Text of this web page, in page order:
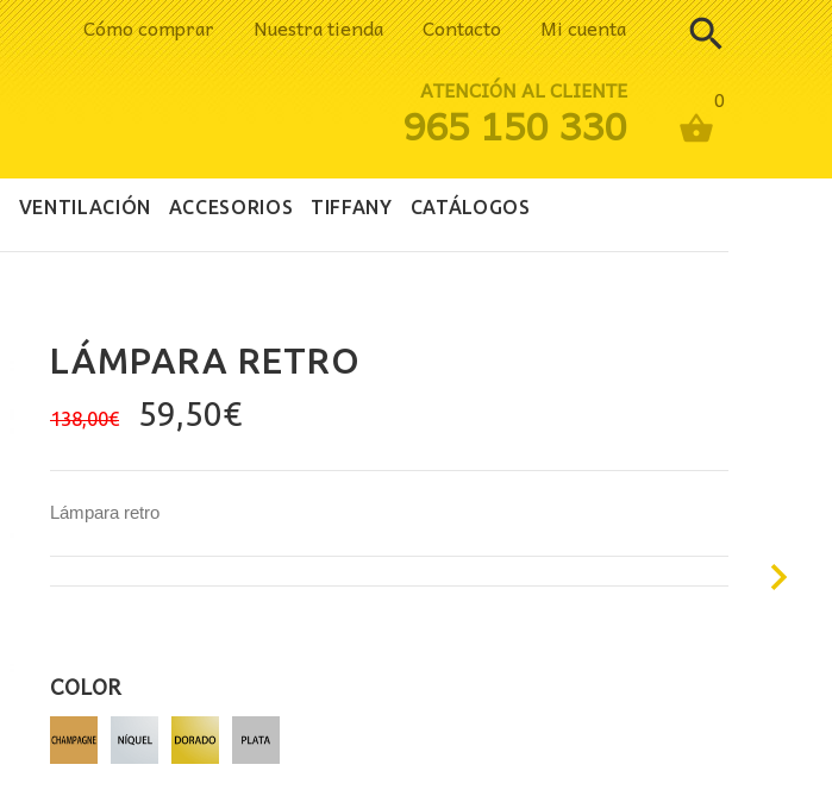
Cómo comprar Nuestra tienda Contacto Mi cuenta
0
ATENCIÓN AL CLIENTE
965 150 330
VENTILACIÓN ACCESORIOS TIFFANY CATÁLOGOS
LÁMPARA RETRO
138,00€
El
original
era:
59,50€El
actual
Lámpara retro
COLOR